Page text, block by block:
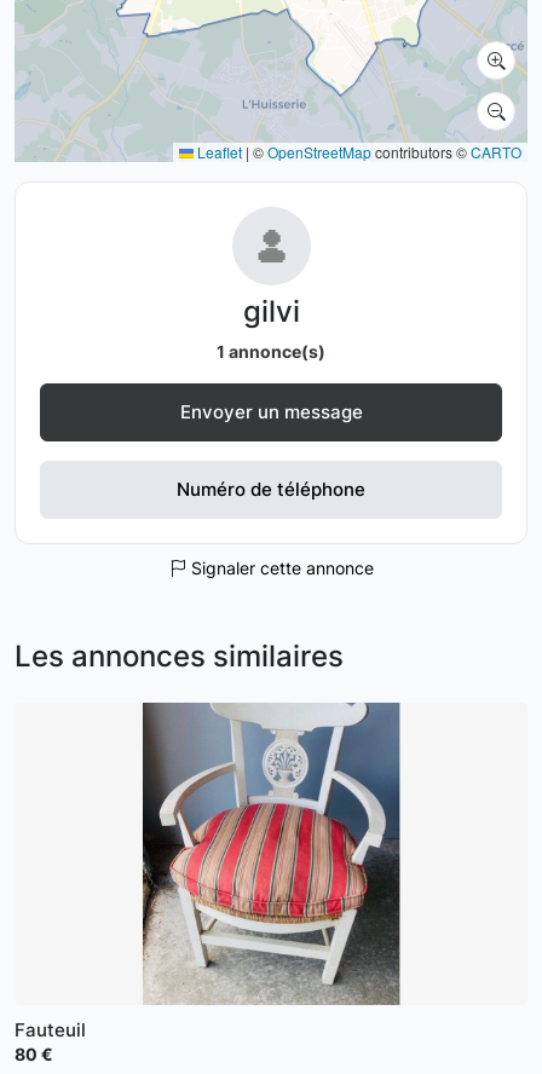
Leaflet | ©OpenStreetMapcontributors ©CARTO
gilvi
1 annonce(s)
Envoyer un message
Numéro de téléphone
Signaler cette annonce
Les annonces similaires
Fauteuil
80 €